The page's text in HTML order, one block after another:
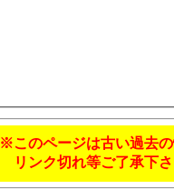
※このページは古い過去の
リンク切れ等ご了承下